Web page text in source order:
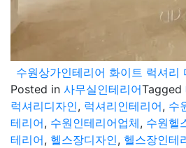
Posted in 사무실인테리어Tagged
럭셔리디자인, 럭셔리인테리어, 수
테리어, 수원인테리어업체, 수원헬
테리어, 헬스장디자인, 헬스장인테